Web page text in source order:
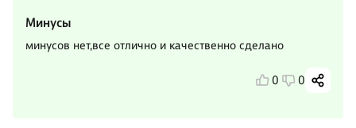
Минусы
минусов нет,все отлично и качественно сделано
0 0